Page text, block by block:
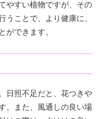
やすい植物ですが、その
うことで、より健康に、
ができます。
日照不足だと、花つきや
。また、風通しの良い場